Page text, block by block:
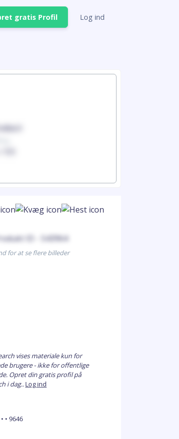
gratis Profil Log ind
for at se flere billeder
vises materiale kun for
brugere - ikke for offentlige
Opret din gratis profil på
i dag..Log ind
• • 9646